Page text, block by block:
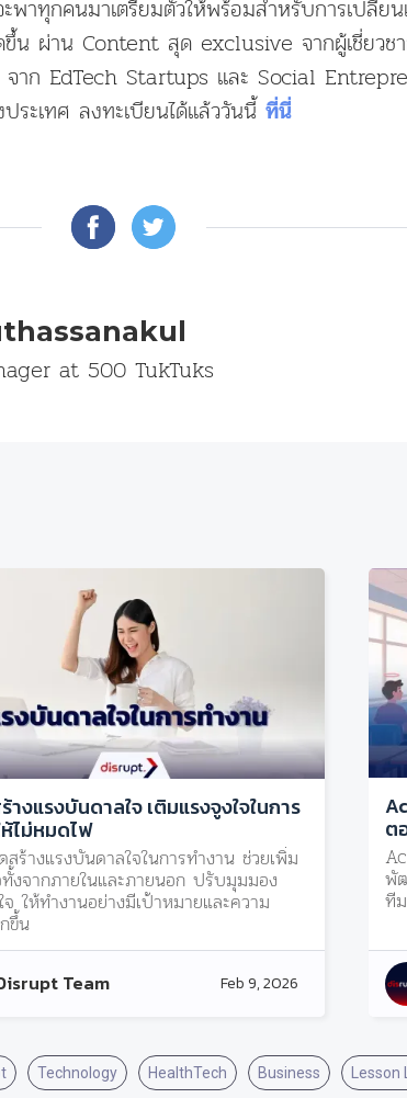
พาทุกคนมาเตรียมตัวให้พร้อมสำหรับการเปลี่ย
ขึ้น ผ่าน Content สุด exclusive จากผู้เชี่ยวช
าก EdTech Startups และ Social
ระเทศ ลงทะเบียนได้แล้ววันนี้ ที่นี่
at 500 TukTuks
งแรงบันดาลใจ เติมแรงจูงใจในการ
ไม่หมดไฟ
ร้างแรงบันดาลใจในการทำงาน ช่วยเพิ่ม
ทั้งจากภายในและภายนอก ปรับมุมมอง
จ ให้ทำงานอย่างมีเป้าหมายและความ
ขึ้น
Team Feb 9, 2026
ต
พั
ที
Technology HealthTech Business